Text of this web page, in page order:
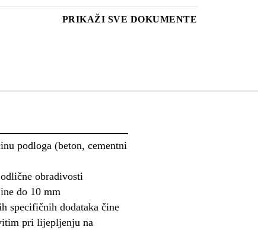
PRIKAŽI SVE DOKUMENTE
podloga (beton, cementni
obradivosti
do 10 mm
specifičnih dodataka čine
pri lijepljenju na